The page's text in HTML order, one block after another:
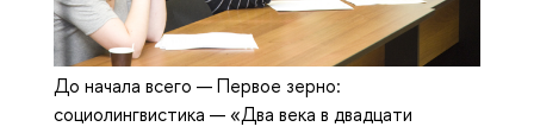
До начала всего — Первое зерно:
социолингвистика — «Два века в двадцати